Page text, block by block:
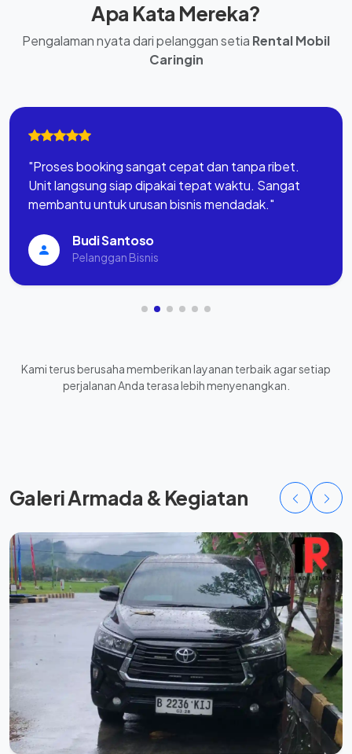
Apa Kata Mereka?
Pengalaman nyata dari pelanggan setia Rental Mobil
Caringin
"Driver sangat ramah dan sangat menguasai rute.
Kami tidak perlu pusing navigasi, tinggal duduk
manis menikmati perjalanan."
Rian Hidayat
Perjalanan Dinas
Kami terus berusaha memberikan layanan terbaik agar setiap
perjalanan Anda terasa lebih menyenangkan.
Galeri Armada & Kegiatan